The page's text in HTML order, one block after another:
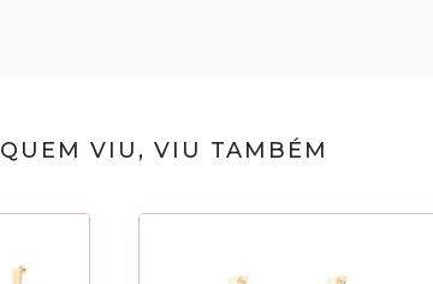
QUEM VIU, VIU TAMBÉM